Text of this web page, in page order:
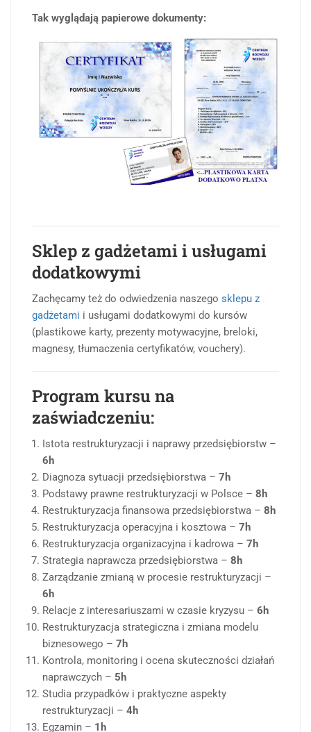
Tak wyglądają papierowe dokumenty:
Sklep z gadżetami i usługami
dodatkowymi
Zachęcamy też do odwiedzenia naszego sklepu z
gadżetami i usługami dodatkowymi do kursów
(plastikowe karty, prezenty motywacyjne, breloki,
magnesy, tłumaczenia certyfikatów, vouchery).
Program kursu na
zaświadczeniu:
Istota restrukturyzacji i naprawy przedsiębiorstw –
6h
Diagnoza sytuacji przedsiębiorstwa – 7h
Podstawy prawne restrukturyzacji w Polsce – 8h
Restrukturyzacja finansowa przedsiębiorstwa – 8h
Restrukturyzacja operacyjna i kosztowa – 7h
Restrukturyzacja organizacyjna i kadrowa – 7h
Strategia naprawcza przedsiębiorstwa – 8h
Zarządzanie zmianą w procesie restrukturyzacji –
6h
Relacje z interesariuszami w czasie kryzysu – 6h
Restrukturyzacja strategiczna i zmiana modelu
biznesowego – 7h
Kontrola, monitoring i ocena skuteczności działań
naprawczych – 5h
Studia przypadków i praktyczne aspekty
restrukturyzacji – 4h
Egzamin – 1h